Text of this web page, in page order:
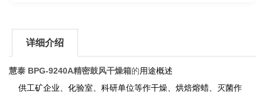
详细介绍
慧泰 BPG-9240A精密鼓风干燥箱的 用途概述
供工矿企业、化验室、科研单位等作干燥、烘焙熔蜡、灭菌作